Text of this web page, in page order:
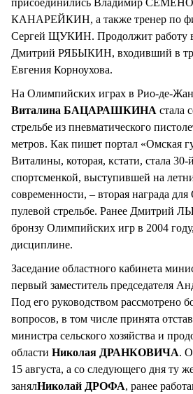
присоединились Владимир
КАНАРЕЙКИН, а также тренер по
Сергей ЩУКИН. Продолжит работу
Дмитрий РЯБЫКИН, входивший в
Евгения Корноухова.
На Олимпийских играх в Рио-де-
Виталина БАЦАРАШКИНА стала
стрельбе из пневматического
метров. Как пишет портал «Омская
Виталины, которая, кстати, стала 30-
спортсменкой, выступившей на
современности, – вторая награда
пулевой стрельбе. Ранее Дмитрий
бронзу Олимпийских игр в 2004
дисциплине.
Заседание областного кабинета
первый заместитель
Под его руководством рассмотрено
вопросов, в том числе принята
министра сельского хозяйства и
области Николая ДРАНКОВИЧА.
15 августа, а со следующего дня ту
занялНиколай ДРОФА, ранее